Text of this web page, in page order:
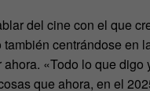
del cine con el que
también centrándose en
«Todo lo que digo
que ahora, en el